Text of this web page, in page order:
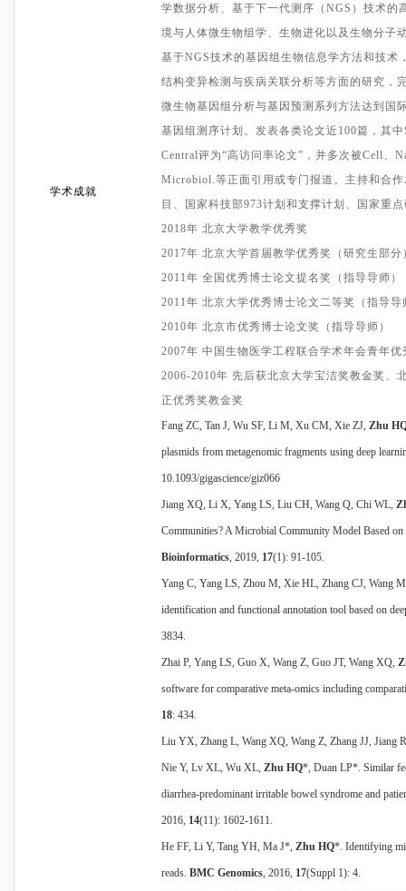
学术成就
学数据分析、基于下一代测序（ NGS ）技术的
境与人体微生物组学、生物进化以及生物分子
基于NGS技术的基因组生物信息学方法和技术
结构变异检测与疾病关联分析等方面的研究，
微生物基因组分析与基因预测系列方法达到国
基因组测序计划。发表各类论文近 100篇，其中
Central评为“高访问率论文” ，并多次被Cell
Microbiol. 等正面引用或专门报道。主持和合
目、国家科技部973计划和支撑计划、国家重
2018年 北京大学教学优秀奖
2017年 北京大学首届教学优秀奖（研究生部分
2011 年 全国优秀博士论文提名奖（指导导师）
2011 年 北京大学优秀博士论文二等奖（指导导
2010年 北京市优秀博士论文奖（指导导师）
2007年 中国生物医学工程联合学术年会青年优
2006-2010年 先后获北京大学宝洁奖教金奖、
正优秀奖教金奖
Fang ZC, Tan J, Wu SF, Li M, Xu CM, Xie ZJ, Zhu
plasmids from metagenomic fragments using deep
10.1093/gigascience/giz066
Jiang XQ, Li X, Yang LS, Liu CH, Wang Q, Chi WL,
Communities? A Microbial Community Model Based
Bioinformatics , 2019, 17(1): 91-105.
Yang C, Yang LS, Zhou M, Xie HL, Zhang CJ, Wang
identification and functional annotation tool based on
3834.
Zhai P, Yang LS, Guo X, Wang Z, Guo JT, Wang XQ,
software for comparative meta-omics including
18: 434.
Liu YX, Zhang L, Wang XQ, Wang Z, Zhang JJ,
Nie Y, Lv XL, Wu XL, Zhu HQ*, Duan LP*. Similar
diarrhea-predominant irritable bowel syndrome and
2016, 14(11): 1602-1611.
He FF, Li Y, Tang YH, Ma J*, Zhu HQ*. Identifying
reads. BMC Genomics , 2016, 17(Suppl 1): 4.